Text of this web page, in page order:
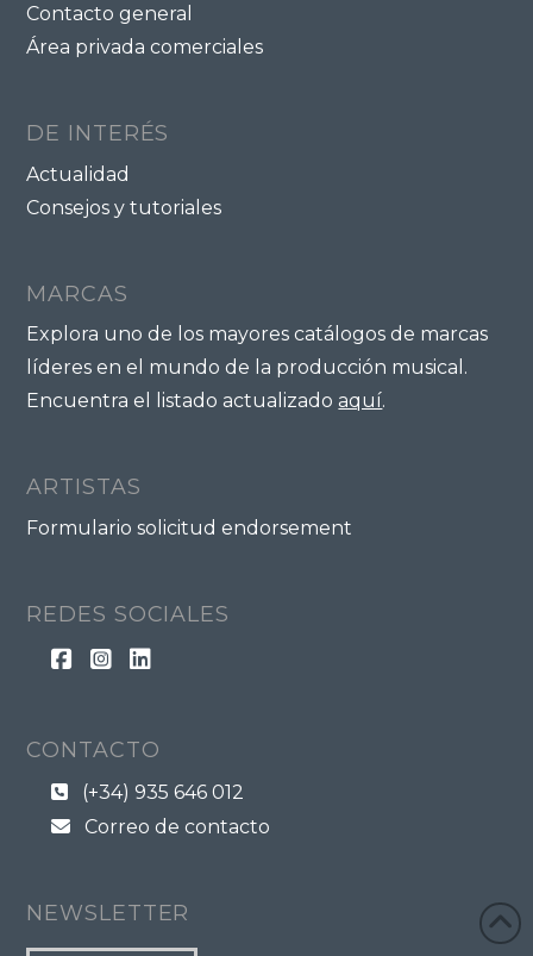
Contacto general
Área privada comerciales
DE INTERÉS
Actualidad
Consejos y tutoriales
MARCAS
Explora uno de los mayores catálogos de marcas
líderes en el mundo de la producción musical.
Encuentra el listado actualizadoaquí.
ARTISTAS
Formulario solicitud endorsement
REDES SOCIALES
CONTACTO
(+34) 935 646 012
Correo de contacto
NEWSLETTER